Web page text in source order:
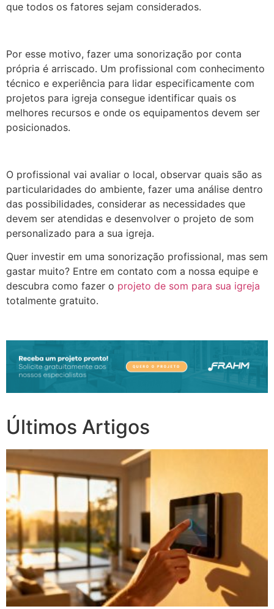
que todos os fatores sejam considerados.
Por esse motivo, fazer uma sonorização por conta
própria é arriscado. Um profissional com conhecimento
técnico e experiência para lidar especificamente com
projetos para igreja consegue identificar quais os
melhores recursos e onde os equipamentos devem ser
posicionados.
O profissional vai avaliar o local, observar quais são as
particularidades do ambiente, fazer uma análise dentro
das possibilidades, considerar as necessidades que
devem ser atendidas e desenvolver o projeto de som
personalizado para a sua igreja.
Quer investir em uma sonorização profissional, mas sem
gastar muito? Entre em contato com a nossa equipe e
descubra como fazer o projeto de som para sua igreja
totalmente gratuito.
Últimos Artigos